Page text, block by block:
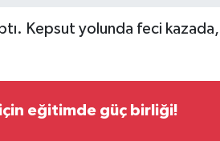
Kepsut yolunda feci kazada,
eğitimde güç birliği!